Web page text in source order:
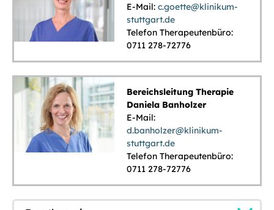
E-Mail:c.goette@klinikum-
stuttgart.de
Telefon Therapeutenbüro:
0711 278-72776
Bereichsleitung Therapie
Daniela Banholzer
E-Mail:
d.banholzer@klinikum-
stuttgart.de
Telefon Therapeutenbüro:
0711 278-72776